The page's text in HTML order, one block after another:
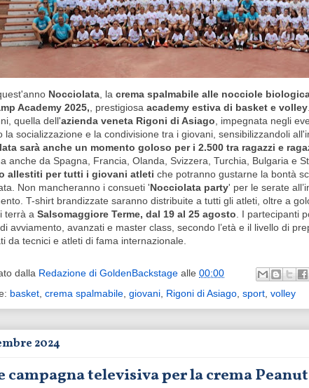
Nocciolata, la crema spalmabile alle nocciole
Academy 2025,, prestigiosa academy estiva di basket e volley
quella dell'azienda veneta Rigoni di Asiago, impegnata negli
la socializzazione e la condivisione tra i giovani, sensibilizzandoli
sarà anche un momento goloso per i 2.500 tra ragazzi e
anche da Spagna, Francia, Olanda, Svizzera, Turchia, Bulgaria e
allestiti per tutti i giovani atleti che potranno gustarne la bontà
Non mancheranno i consueti 'Nocciolata party' per le serate
T-shirt brandizzate saranno distribuite a tutti gli atleti, oltre a
terrà a Salsomaggiore Terme, dal 19 al 25 agosto. I partecipanti
avviamento, avanzati e master class, secondo l’età e il livello di
da tecnici e atleti di fama internazionale.
dalla Redazione di GoldenBackstage alle 00:00
basket, crema spalmabile, giovani, Rigoni di Asiago, sport, volley
2024
campagna televisiva per la crema